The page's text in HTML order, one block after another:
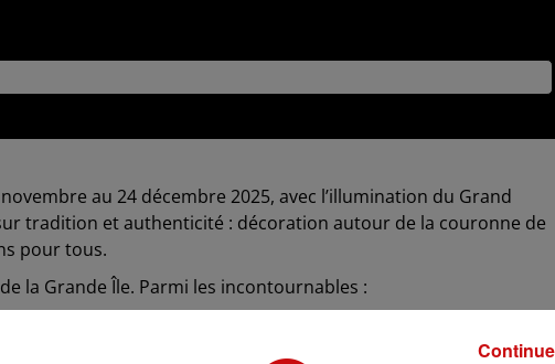
au 24 décembre 2025, avec l’illumination du Grand
tradition et authenticité : décoration autour de la couronne de
pour tous.
la Grande Île. Parmi les incontournables :
une pyramide de 17 m.